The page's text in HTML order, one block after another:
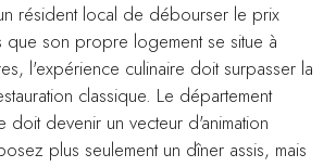
résident local de débourser le prix
que son propre logement se situe à
l'expérience culinaire doit surpasser la
classique. Le département
devenir un vecteur d'animation
plus seulement un dîner assis, mais